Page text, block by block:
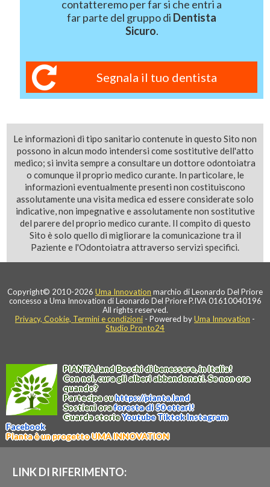
contatteremo per far si che entri a
far parte del gruppo di Dentista
Sicuro.
Segnala il tuo dentista
Le informazioni di tipo sanitario contenute in questo Sito non
possono in alcun modo intendersi come sostitutive dell'atto
medico; si invita sempre a consultare un dottore odontoiatra
o comunque il proprio medico curante. In particolare, le
informazioni eventualmente presenti non costituiscono
assolutamente una visita medica ed essere considerate solo
indicative, non impegnative e assolutamente non sostitutive
del parere del proprio medico curante. Il compito di questo
Sito è solo quello di migliorare la comunicazione tra il
Paziente e l'Odontoiatra attraverso servizi specifici.
Copyright© 2010-2026 Uma Innovation marchio di Leonardo Del Priore
concesso a Uma Innovation di Leonardo Del Priore P.IVA 01610040196
All rights reserved.
Privacy, Cookie, Termini e condizioni - Powered byUma Innovation -
Studio Pronto24
PIANTA.landBoschi di benessere, in Italia!
Con noi, cura gli alberi abbandonati. Se non ora
quando?
Partecipa suhttps://pianta.land
Sostieni oraforesta di 50 ettari!
Guarda storieYoutubeTiktokInstagram
Facebook
Pianta è un progetto UMA INNOVATION
LINK DI RIFERIMENTO: